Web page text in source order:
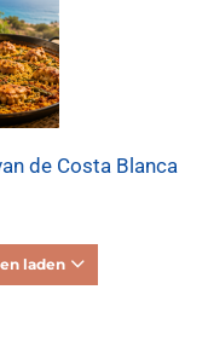
de Costa Blanca
laden